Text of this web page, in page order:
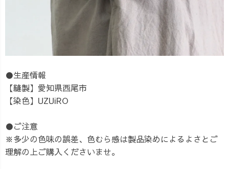
●生産情報
【縫製】愛知県西尾市
【染色】UZUiRO
●ご注意
※多少の色味の誤差、色むら感は製品染めによるよさとご
理解の上ご購入くださいませ。